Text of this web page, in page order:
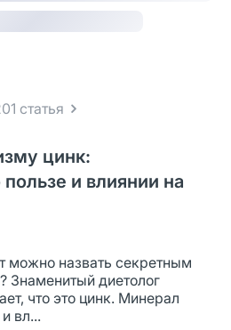
статья
цинк:
и влиянии на
можно назвать секретным
Знаменитый диетолог
что это цинк. Минерал
вл...